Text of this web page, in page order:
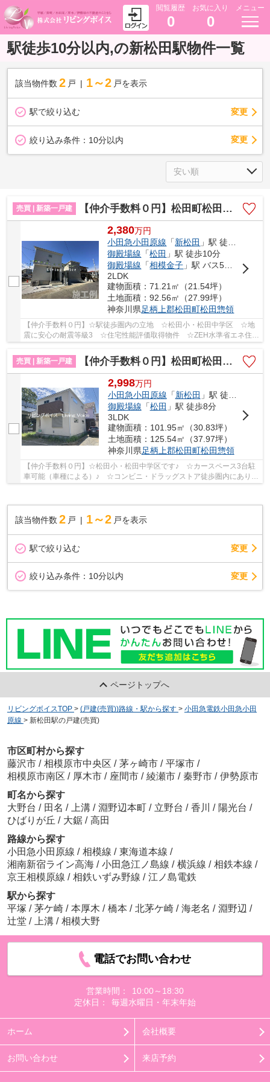
閲覧履歴
0
お気に入り
0
メニュー
駅徒歩10分以内,の新松田駅物件一覧
該当物件数 2 戸 1～2 戸を表示
駅で絞り込む 変更
絞り込み条件： 10分以内 変更
売買 | 新築一戸建 【仲介手数料０円】松田町松田惣領第1期 新築一戸建て 全3棟
2,380万円
小田急小田原線 「新松田 」駅 徒歩4分
御殿場線 「松田 」駅 徒歩10分
御殿場線 「相模金子 」駅 バス5分 「新松田駅」 停歩7分
2LDK
建物面積：71.21㎡（21.54坪）
土地面積：92.56㎡（27.99坪）
神奈川県足柄上郡松田町松田惣領
【仲介手数料０円】☆駅徒歩圏内の立地 ☆松田小・松田中学区 ☆地
震に安心の耐震等級3 ☆住宅性能評価取得物件 ☆ZEH水準省エネ住
売買 | 新築一戸建
【仲介手数料０円】松田町松田惣領 新築一戸建て
2,998万円
小田急小田原線 「新松田 」駅 徒歩9分
御殿場線 「松田 」駅 徒歩8分
3LDK
建物面積：101.95㎡（30.83坪）
土地面積：125.54㎡（37.97坪）
神奈川県足柄上郡松田町松田惣領
【仲介手数料０円】☆松田小・松田中学区です♪ ☆カースペース3台駐
車可能（車種による）♪ ☆コンビニ・ドラッグストア徒歩圏内にあり生
該当物件数 2 戸 1～2 戸を表示
駅で絞り込む 変更
絞り込み条件： 10分以内 変更
ページトップへ
リビングボイスTOP > (戸建(売買))路線・駅から探す > 小田急電鉄小田急小田
原線 > 新松田駅の戸建(売買)
市区町村から探す
藤沢市 / 相模原市中央区 / 茅ヶ崎市 / 平塚市 /
相模原市南区 / 厚木市 / 座間市 / 綾瀬市 / 秦野市 / 伊勢原市
町名から探す
大野台 / 田名 / 上溝 / 淵野辺本町 / 立野台 / 香川 / 陽光台 /
ひばりが丘 / 大鋸 / 高田
路線から探す
小田急小田原線 / 相模線 / 東海道本線 /
湘南新宿ライン高海 / 小田急江ノ島線 / 横浜線 / 相鉄本線 /
京王相模原線 / 相鉄いずみ野線 / 江ノ島電鉄
駅から探す
平塚 / 茅ケ崎 / 本厚木 / 橋本 / 北茅ケ崎 / 海老名 / 淵野辺 /
辻堂 / 上溝 / 相模大野
電話でお問い合わせ
営業時間：
10:00～18:30
定休日：
毎週水曜日・年末年始
ホーム 会社概要
お問い合わせ 来店予約